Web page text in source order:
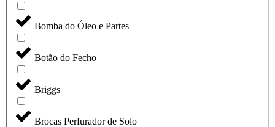
Bomba do Óleo e Partes
Botão do Fecho
Briggs
Brocas Perfurador de Solo